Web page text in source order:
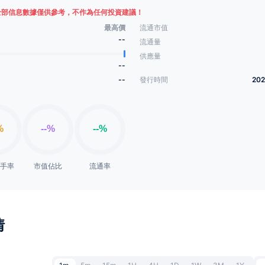
信息數據僅供參考，不作為任何投資建議！
最高價
--
--
--
率 市值佔比 流通率
流通市值
流通量
供應量
發行時間